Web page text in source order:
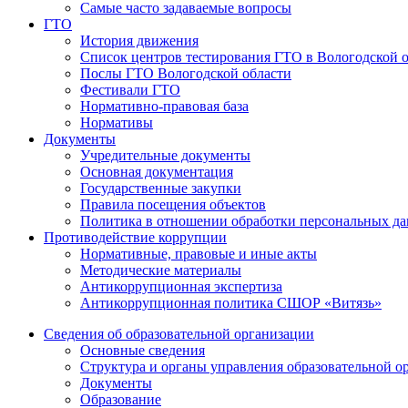
Самые часто задаваемые вопросы
ГТО
История движения
Список центров тестирования ГТО в Вологодской
Послы ГТО Вологодской области
Фестивали ГТО
Нормативно-правовая база
Нормативы
Документы
Учредительные документы
Основная документация
Государственные закупки
Правила посещения объектов
Политика в отношении обработки персональных
Противодействие коррупции
Нормативные, правовые и иные акты
Методические материалы
Антикоррупционная экспертиза
Антикоррупционная политика СШОР «Витязь»
Сведения об образовательной организации
Основные сведения
Структура и органы управления образовательной
Документы
Образование